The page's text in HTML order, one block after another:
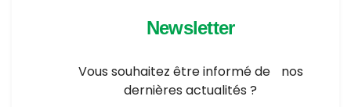
Newsletter
Vous souhaitez être informé de nos
dernières actualités ?